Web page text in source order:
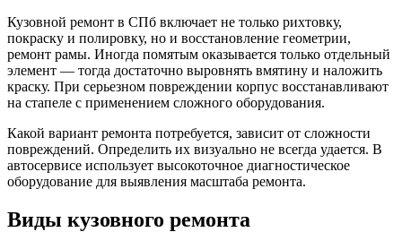
Кузовной ремонт в СПб включает не только рихтовку,
покраску и полировку, но и восстановление геометрии,
ремонт рамы. Иногда помятым оказывается только отдельный
элемент — тогда достаточно выровнять вмятину и наложить
краску. При серьезном повреждении корпус восстанавливают
на стапеле с применением сложного оборудования.
Какой вариант ремонта потребуется, зависит от сложности
повреждений. Определить их визуально не всегда удается. В
автосервисе использует высокоточное диагностическое
оборудование для выявления масштаба ремонта.
Виды кузовного ремонта